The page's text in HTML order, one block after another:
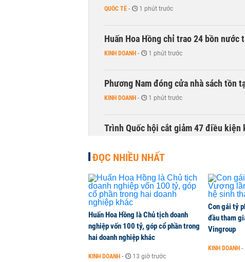
QUỐC TẾ - 1 phút trước
Huấn Hoa Hồng chỉ trao 24 bồn
KINH DOANH - 1 phút trước
Phương Nam đóng cửa nhà sách tồn
KINH DOANH - 1 phút trước
Trình Quốc hội cắt giảm 47 điều kiện
Cổ phiếu doanh nghiệp Nhà nước
CHỨNG KHOÁN - 1 phút trước
Lãnh đạo Vinamilk: Tăng quy mô đàn
tháng 11
DOANH NGHIỆP
ĐỌC NHIỀU NHẤT
Huấn Hoa Hồng là Chủ tịch doanh
nghiệp vốn 100 tỷ, góp cổ phần trong
hai doanh nghiệp khác
KINH DOANH - 13 giờ trước
Con gái tỷ
đầu tham
Vingroup
KINH DOANH -